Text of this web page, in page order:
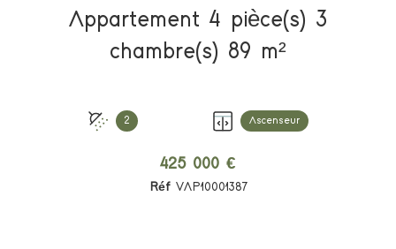
Appartement 4 pièce(s) 3
chambre(s) 89 m²
2 Ascenseur
425 000 €
Réf VAP10001387